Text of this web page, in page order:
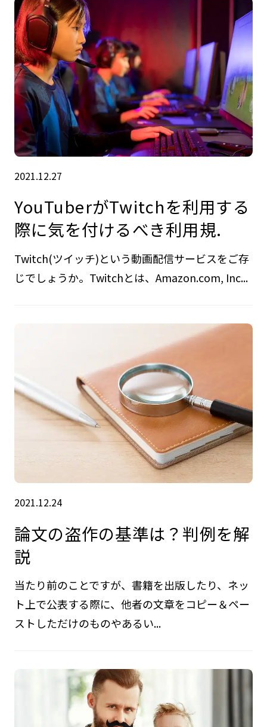
2021.12.27
YouTuberがTwitchを利用する
際に気を付けるべき利用規.
Twitch(ツイッチ)という動画配信サービスをご存
じでしょうか。Twitchとは、Amazon.com, Inc...
2021.12.24
論文の盗作の基準は？判例を解
説
当たり前のことですが、書籍を出版したり、ネッ
ト上で公表する際に、他者の文章をコピー＆ペー
ストしただけのものやあるい...